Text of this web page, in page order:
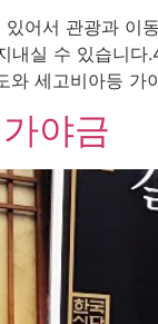
어서 관광과 이
내실 수 있습니
와 세고비아등
야금